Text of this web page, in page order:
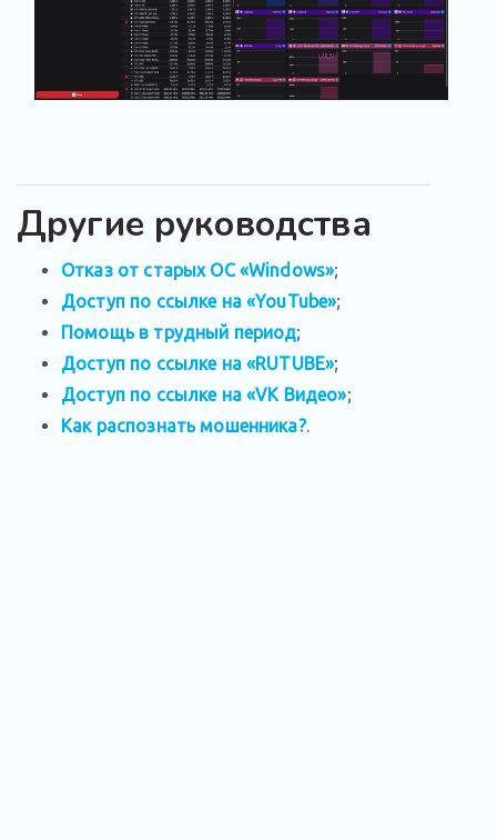
Другие руководства
Отказ от старых ОС «Windows»;
Доступ по ссылке на «YouTube»;
Помощь в трудный период;
Доступ по ссылке на «RUTUBE»;
Доступ по ссылке на «VK Видео»;
Как распознать мошенника?.